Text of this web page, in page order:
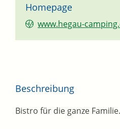
Homepage
www.hegau-
Beschreibung
Bistro für die ganze Familie.